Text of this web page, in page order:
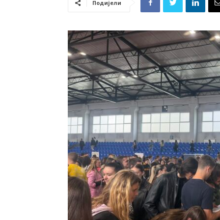
у
Бањој
Луци
Подијели